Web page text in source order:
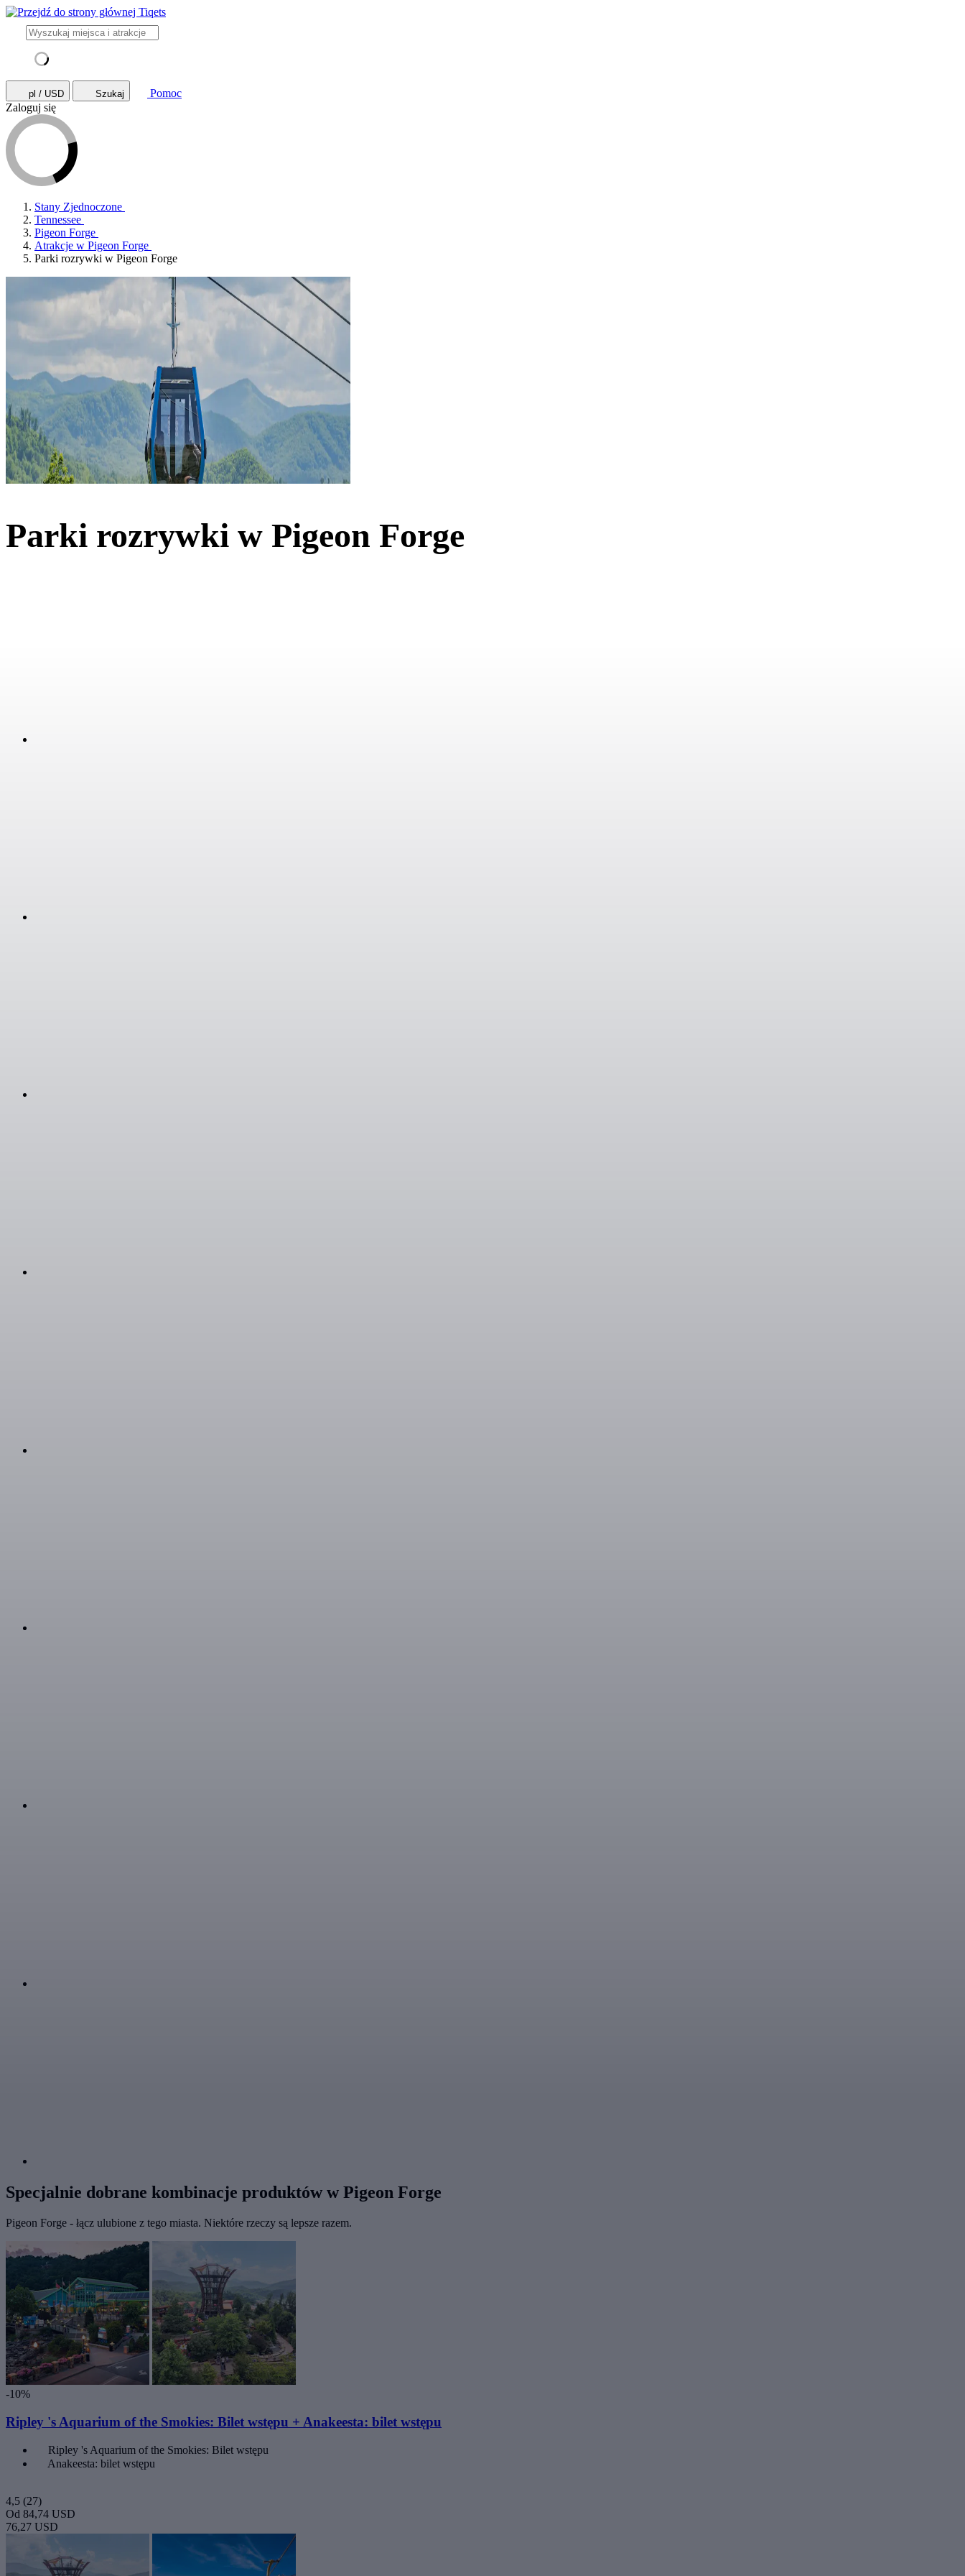
pl / USD Szukaj
Pomoc
Zaloguj się
Stany Zjednoczone
Tennessee
Pigeon Forge
Atrakcje w Pigeon Forge
Parki rozrywki w Pigeon Forge
Parki rozrywki w Pigeon Forge
Specjalnie dobrane kombinacje produktów w Pigeon Forge
Pigeon Forge - łącz ulubione z tego miasta. Niektóre rzeczy są lepsze razem.
-10%
Ripley 's Aquarium of the Smokies: Bilet wstępu + Anakeesta: bilet wstępu
Ripley 's Aquarium of the Smokies: Bilet wstępu
Anakeesta: bilet wstępu
4,5 (27)
Od 84,74 USD
76,27 USD